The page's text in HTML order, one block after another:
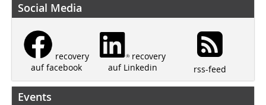
Social Media
recovery
auf facebook
recovery
auf Linkedin
rss-feed
Events